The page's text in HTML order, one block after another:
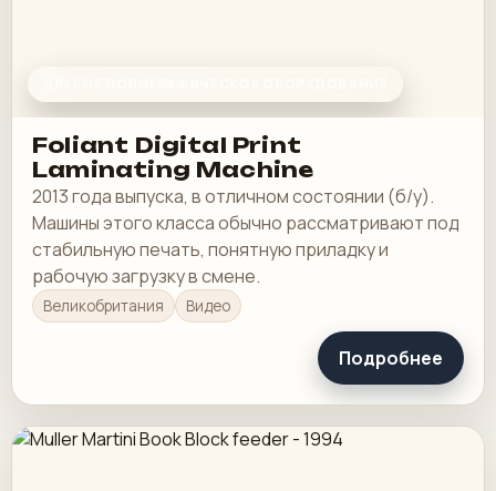
Foliant Digital Print
Laminating Machine
2013 года выпуска, в отличном состоянии (б/у).
Машины этого класса обычно рассматривают под
стабильную печать, понятную приладку и
рабочую загрузку в смене.
Великобритания Видео
Подробнее